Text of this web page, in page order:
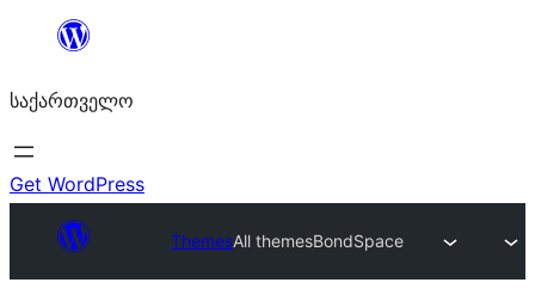
შიგთავსზე
საქართველო
Get WordPress
ThemesAll themesBondSpace